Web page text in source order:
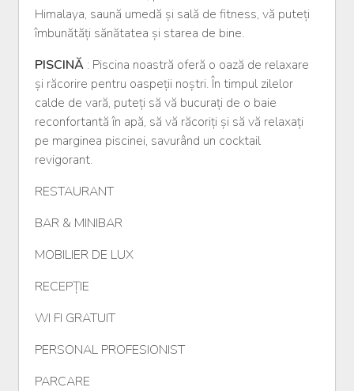
Himalaya, saună umedă și sală de fitness, vă puteți
îmbunătăți sănătatea și starea de bine.
PISCINĂ : Piscina noastră oferă o oază de relaxare
și răcorire pentru oaspeții noștri. În timpul zilelor
calde de vară, puteți să vă bucurați de o baie
reconfortantă în apă, să vă răcoriți și să vă relaxați
pe marginea piscinei, savurând un cocktail
revigorant.
RESTAURANT
BAR & MINIBAR
MOBILIER DE LUX
RECEPȚIE
WI FI GRATUIT
PERSONAL PROFESIONIST
PARCARE